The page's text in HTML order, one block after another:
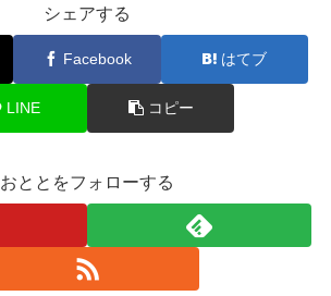
シェアする
Facebook はてブ
LINE コピー
おととをフォローする